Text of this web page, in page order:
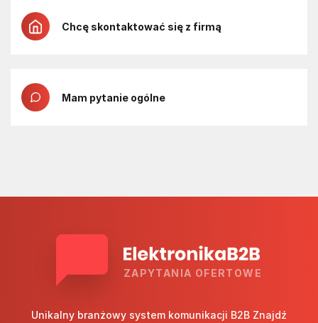
Chcę skontaktować się z firmą
Mam pytanie ogólne
ZAPYTANIA OFERTOWE
Unikalny branżowy system komunikacji B2B Znajdź